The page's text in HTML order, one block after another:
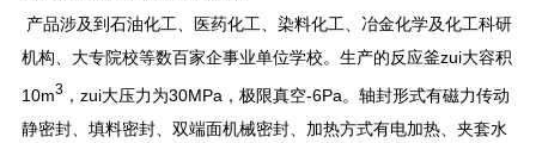
产品涉及到石油化工、医药化工、染料化工、冶金化学及化工科研
机构、大专院校等数百家企事业单位学校。生产的反应釜zui大容积
10m3，zui大压力为30MPa，极限真空-6Pa。轴封形式有磁力传动
静密封、填料密封、双端面机械密封、加热方式有电加热、夹套水